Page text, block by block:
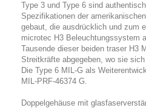
Type 3 und Type 6 sind
Spezifikationen der
gebaut, die ausdrücklich und zum
microtec H3 Beleuchtungssystem
Tausende dieser beiden traser H3
Streitkräfte abgegeben, wo sie
Die Type 6 MIL-G als
MIL-PRF-46374 G.
Doppelgehäuse mit